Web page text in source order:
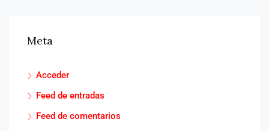
Meta
Acceder
Feed de entradas
Feed de comentarios